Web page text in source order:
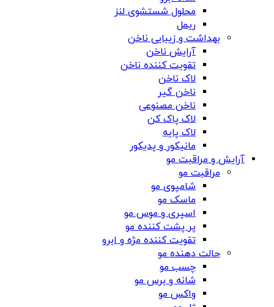
محلول شستشوی لنز
ریمل
بهداشت و زیبایی ناخن
آرایش ناخن
تقویت کننده ناخن
لاک ناخن
ناخن گیر
ناخن مصنوعی
لاک پاک کن
لاک پایه
مانیکور و پدیکور
آرایش و مراقبت مو
مراقبت مو
شامپوی مو
ماسک مو
اسپری و موس مو
پر پشت کننده مو
تقویت کننده مژه و ابرو
حالت دهنده مو
چسب مو
شانه‌ و برس مو
واکس مو